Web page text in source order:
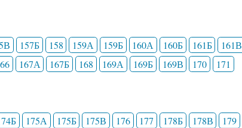
157Б 158 159А 159Б 160А 160Б 161Б 161В
167А 167Б 168 169А 169Б 169В 170 171
175А 175Б 175В 176 177 178Б 178В 179